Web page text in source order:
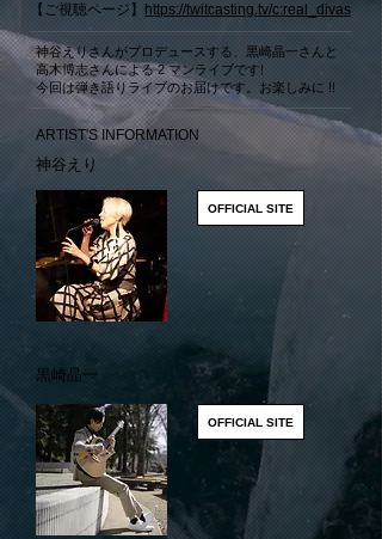
ARTIST'S INFORMATION
神谷えり
OFFICIAL SITE
神谷えりさんがプロデュースする、黒崎晶一さんと
高木博志さんによる 2 マンライブです!
今回は弾き語りライブのお届けです。お楽しみに !!
【ご視聴ページ】 https://twitcasting.tv/c:real_divas
黒崎晶一
OFFICIAL SITE